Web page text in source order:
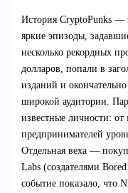
История CryptoPunks —
яркие эпизоды,
несколько рекордных
долларов, попали в
изданий и
широкой аудитории.
известные личности:
предпринимателей
Отдельная веха —
Labs (создателями
событие показало, что